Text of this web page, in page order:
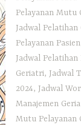
Pelayanan Mutu
Jadwal
Pelayanan Pasien
Jadwal
Geriatri, Jadwal
2024, Jadwal
Manajemen
Mutu Pelayanan